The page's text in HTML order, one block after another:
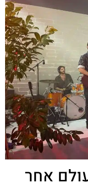
אחר